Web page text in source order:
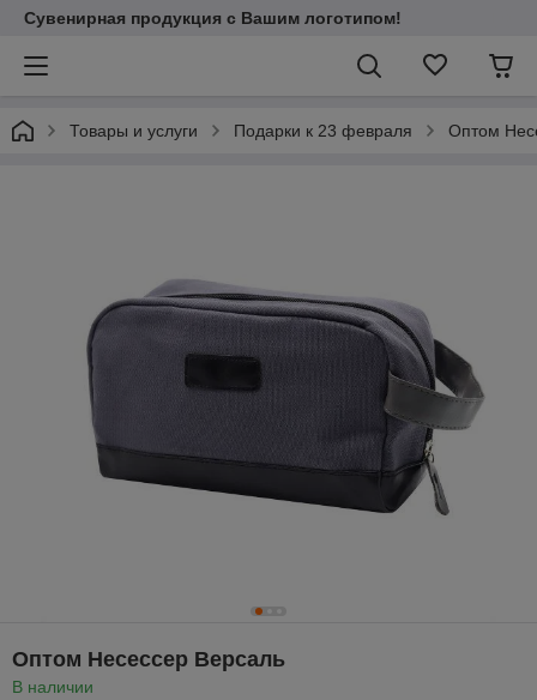
Сувенирная продукция с Вашим логотипом!
Товары и услуги Подарки к 23 февраля Оптом
Оптом Несессер Версаль
В наличии